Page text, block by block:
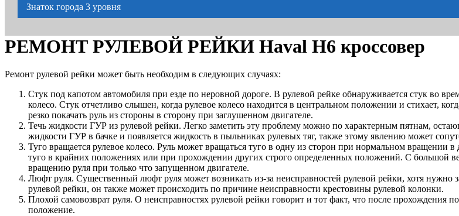
Знаток города 3 уровня
РЕМОНТ РУЛЕВОЙ РЕЙКИ Haval H6 кроссовер
Ремонт рулевой рейки может быть необходим в следующих случаях:
Стук под капотом автомобиля при езде по неровной дороге. В рулевой рейке обнаруживается стук во
колесо. Стук отчетливо слышен, когда рулевое колесо находится в центральном положении и стихает,
резко покачать руль из стороны в сторону при заглушенном двигателе.
Течь жидкости ГУР из рулевой рейки. Легко заметить эту проблему можно по характерным пятнам,
жидкости ГУР в бачке и появляется жидкость в пыльниках рулевых тяг, также этому явлению может
Туго вращается рулевое колесо. Руль может вращаться туго в одну из сторон при нормальном
туго в крайних положениях или при прохождении других строго определенных положений. С большой
вращению руля при только что запущенном двигателе.
Люфт руля. Существенный люфт руля может возникать из-за неисправностей рулевой рейки, хотя нужно
рулевой рейки, он также может происходить по причине неисправности крестовины рулевой колонки.
Плохой самовозврат руля. О неисправностях рулевой рейки говорит и тот факт, что после прохождения
положение.